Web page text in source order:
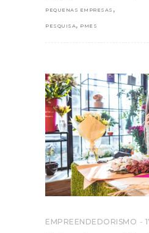
PEQUENAS EMPRESAS ,
PESQUISA, PMES
EMPREENDEDORISMO